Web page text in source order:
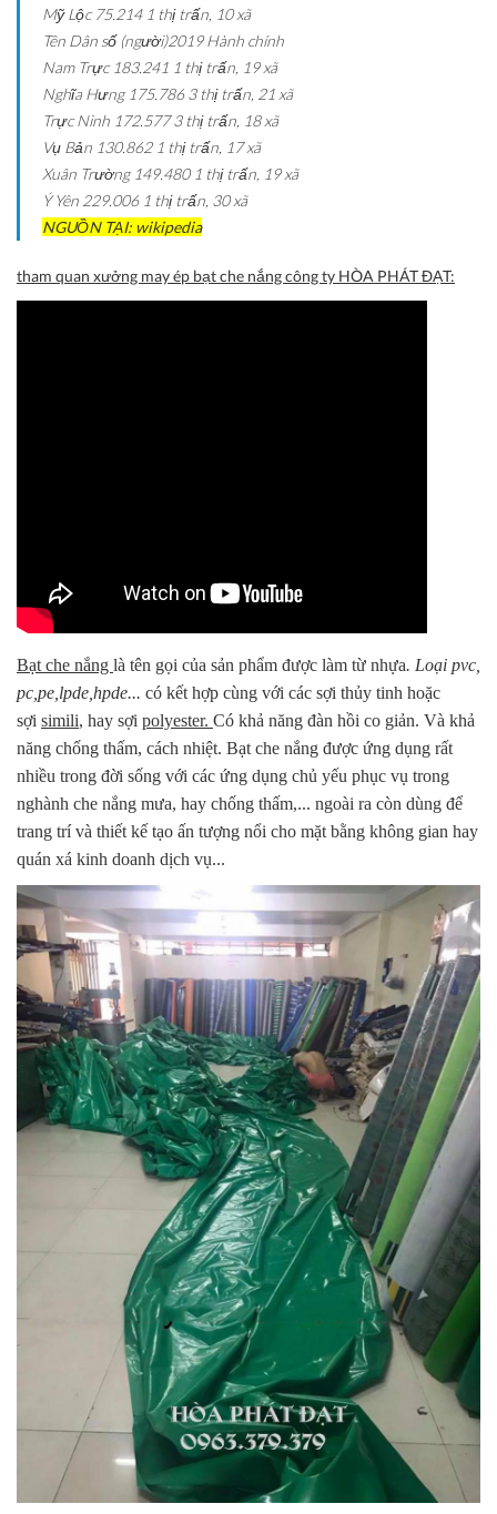
Mỹ Lộc 75.214 1 thị trấn, 10 xã
Tên Dân số (người)2019 Hành chính
Nam Trực 183.241 1 thị trấn, 19 xã
Nghĩa Hưng 175.786 3 thị trấn, 21 xã
Trực Ninh 172.577 3 thị trấn, 18 xã
Vụ Bản 130.862 1 thị trấn, 17 xã
Xuân Trường 149.480 1 thị trấn, 19 xã
Ý Yên 229.006 1 thị trấn, 30 xã
NGUỒN TẠI: wikipedia
tham quan xưởng may ép bạt che nắng công ty HÒA PHÁT ĐẠT:
Bạt che nắng là tên gọi của sản phẩm được làm từ nhựa. Loại pvc,
pc,pe,lpde,hpde... có kết hợp cùng với các sợi thủy tinh hoặc
sợi simili, hay sợi polyester. Có khả năng đàn hồi co giản. Và khả
năng chống thấm, cách nhiệt. Bạt che nắng được ứng dụng rất
nhiều trong đời sống với các ứng dụng chủ yếu phục vụ trong
nghành che nắng mưa, hay chống thấm,... ngoài ra còn dùng để
trang trí và thiết kế tạo ấn tượng nổi cho mặt bằng không gian hay
quán xá kinh doanh dịch vụ...